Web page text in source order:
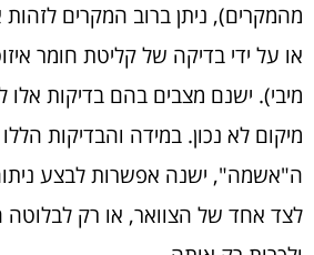
מהמקרים), ניתן ברוב המקרים
או על ידי בדיקה של קליטת חומר
מיבי). ישנם מצבים בהם בדיקות אלו
מיקום לא נכון. במידה והבדיקות
ה"אשמה", ישנה אפשרות לבצע
לצד אחד של הצוואר, או רק